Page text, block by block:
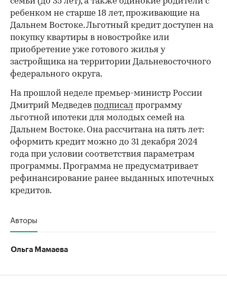
ребенком не старше 18 лет, проживающие на
Дальнем Востоке. Льготный кредит доступен на
покупку квартиры в новостройке или
приобретение уже готового жилья у
застройщика на территории Дальневосточного
федерального округа.
На прошлой неделе премьер-министр России
Дмитрий Медведев подписал программу
льготной ипотеки для молодых семей на
Дальнем Востоке. Она рассчитана на пять лет:
оформить кредит можно до 31 декабря 2024
года при условии соответствия параметрам
программы. Программа не предусматривает
рефинансирование ранее выданных ипотечных
кредитов.
Авторы
Ольга Мамаева